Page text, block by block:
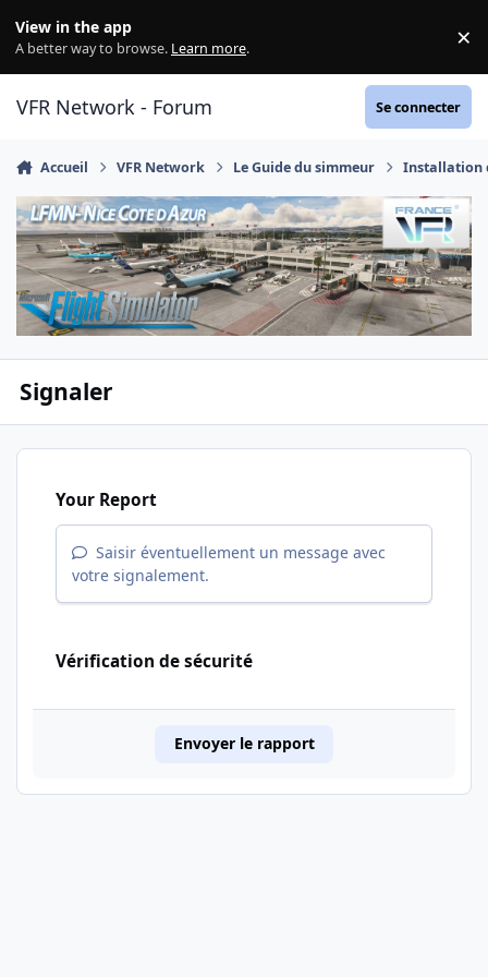
View in the app
A better way to browse. Learn more. ×
VFR Network - Forum Se connecter
Accueil VFR Network Le Guide du simmeur Installation
Signaler
Your Report
Saisir éventuellement un message avec
votre signalement.
Vérification de sécurité
Envoyer le rapport